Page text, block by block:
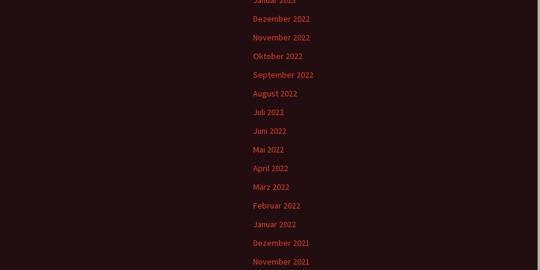
Dezember 2022
November 2022
Oktober 2022
September 2022
August 2022
Juli 2022
Juni 2022
Mai 2022
April 2022
März 2022
Februar 2022
Januar 2022
Dezember 2021
November 2021